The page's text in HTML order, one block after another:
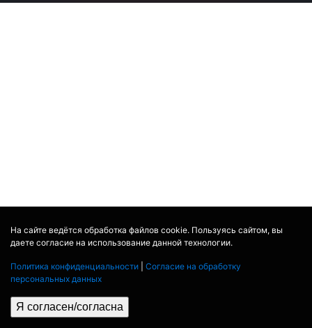
На сайте ведётся обработка файлов cookie. Пользуясь сайтом, вы
даете согласие на использование данной технологии.
Политика конфиденциальности
Согласие на обработку
персональных данных
Я согласен/согласна